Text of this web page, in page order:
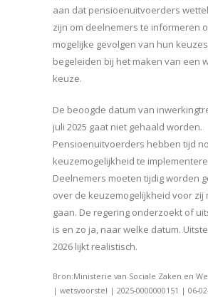
aan dat pensioenuitvoerders
zijn om deelnemers te informeren
mogelijke gevolgen van hun
begeleiden bij het maken van een
keuze.
De beoogde datum van
juli 2025 gaat niet gehaald worden.
Pensioenuitvoerders hebben tijd
keuzemogelijkheid te
Deelnemers moeten tijdig worden
over de keuzemogelijkheid voor zij
gaan. De regering onderzoekt of
is en zo ja, naar welke datum.
2026 lijkt realistisch.
Bron:Ministerie van Sociale Zaken en
| wetsvoorstel | 2025-0000000151 | 06-